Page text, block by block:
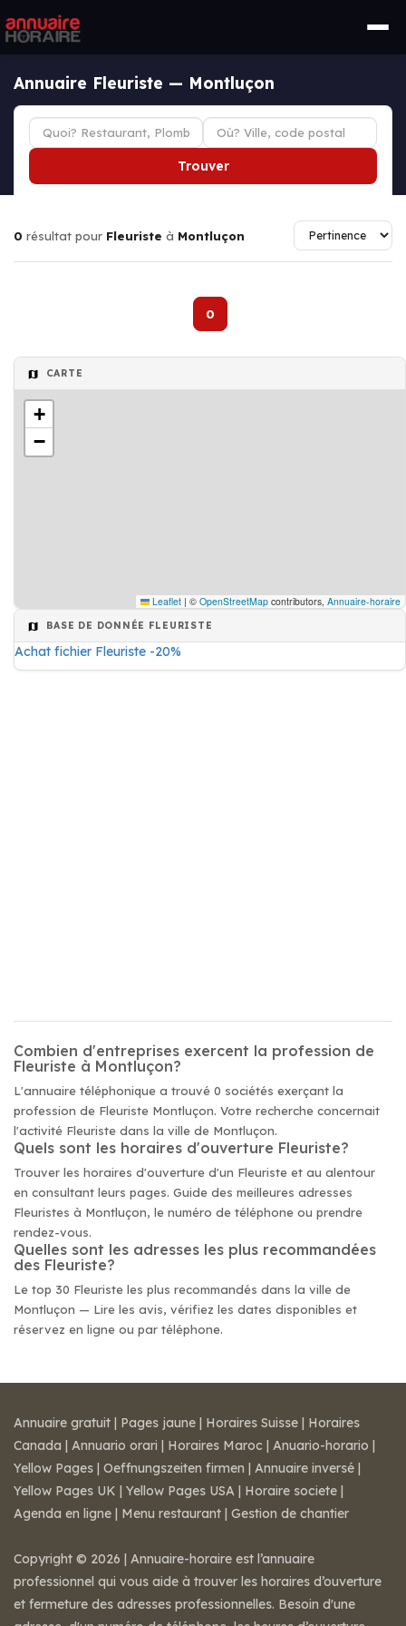
Annuaire Fleuriste — Montluçon
Trouver
0 résultat pour Fleuriste à Montluçon
0
CARTE
+
−
Leaflet | © OpenStreetMap contributors, Annuaire-horaire
BASE DE DONNÉE FLEURISTE
Achat fichier Fleuriste -20%
Combien d'entreprises exercent la profession de
Fleuriste à Montluçon?
L'annuaire téléphonique a trouvé 0 sociétés exerçant la
profession de Fleuriste Montluçon. Votre recherche concernait
l'activité Fleuriste dans la ville de Montluçon.
Quels sont les horaires d'ouverture Fleuriste?
Trouver les horaires d'ouverture d'un Fleuriste et au alentour
en consultant leurs pages. Guide des meilleures adresses
Fleuristes à Montluçon, le numéro de téléphone ou prendre
rendez-vous.
Quelles sont les adresses les plus recommandées
des Fleuriste?
Le top 30 Fleuriste les plus recommandés dans la ville de
Montluçon — Lire les avis, vérifiez les dates disponibles et
réservez en ligne ou par téléphone.
Annuaire gratuit | Pages jaune | Horaires Suisse | Horaires
Canada | Annuario orari | Horaires Maroc | Anuario-horario |
Yellow Pages | Oeffnungszeiten firmen | Annuaire inversé |
Yellow Pages UK | Yellow Pages USA | Horaire societe |
Agenda en ligne | Menu restaurant | Gestion de chantier
Copyright © 2026 | Annuaire-horaire est l’annuaire
professionnel qui vous aide à trouver les horaires d’ouverture
et fermeture des adresses professionnelles. Besoin d'une